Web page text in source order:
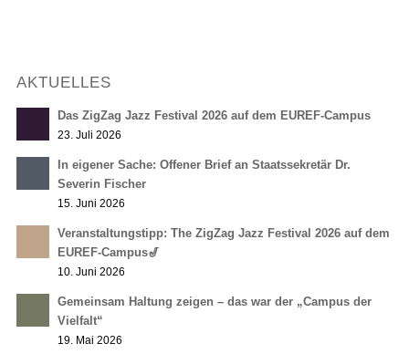
AKTUELLES
Das ZigZag Jazz Festival 2026 auf dem EUREF-Campus
23. Juli 2026
In eigener Sache: Offener Brief an Staatssekretär Dr.
Severin Fischer
15. Juni 2026
Veranstaltungstipp: The ZigZag Jazz Festival 2026 auf dem
EUREF-Campus🎷
10. Juni 2026
Gemeinsam Haltung zeigen – das war der „Campus der
Vielfalt“
19. Mai 2026